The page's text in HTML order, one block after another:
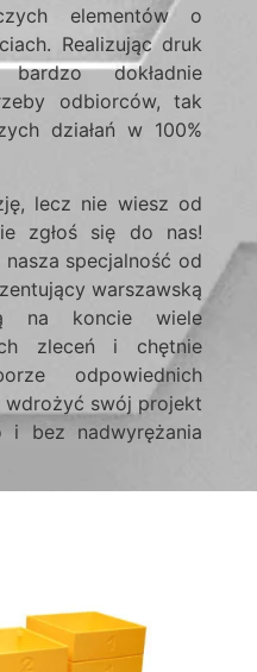
elementów o
Realizując druk
dokładnie
odbiorców, tak
działań w 100%
lecz nie wiesz od
zgłoś się do nas!
specjalność od
warszawską
na koncie wiele
zleceń i chętnie
odpowiednich
wdrożyć swój projekt
i bez nadwyrężania